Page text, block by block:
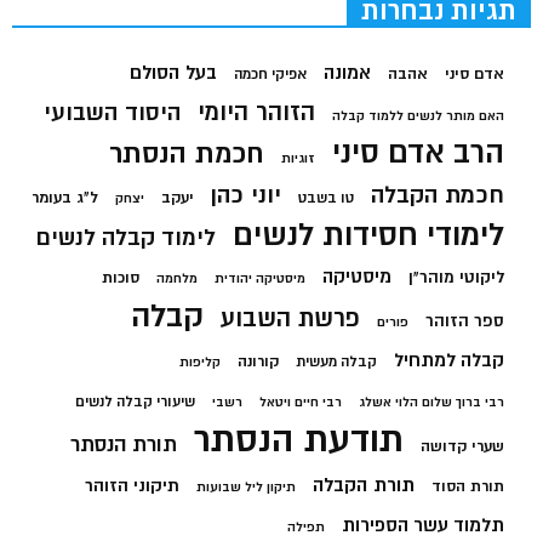
תגיות נבחרות
אדם סיני אהבה אמונה אפיקי חכמה בעל הסולם
האם מותר לנשים ללמוד קבלה הזוהר היומי היסוד השבועי
הרב אדם סיני זוגיות חכמת הנסתר
חכמת הקבלה טו בשבט יוני כהן יעקב יצחק ל"ג בעומר
לימודי חסידות לנשים לימוד קבלה לנשים
ליקוטי מוהר"ן מיסטיקה מיסטיקה יהודית מלחמה סוכות
ספר הזוהר פורים פרשת השבוע קבלה
קבלה למתחיל קבלה מעשית קורונה קליפות
רבי ברוך שלום הלוי אשלג רבי חיים ויטאל רשבי שיעורי קבלה לנשים
שערי קדושה תודעת הנסתר תורת הנסתר
תורת הסוד תורת הקבלה תיקון ליל שבועות תיקוני הזוהר
תלמוד עשר הספירות תפילה